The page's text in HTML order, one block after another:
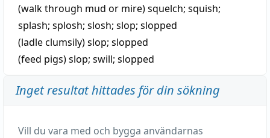
(walk through mud or mire)squelch; squish;
splash; splosh; slosh; slop; slopped
(ladle clumsily)slop; slopped
(feed pigs)slop; swill; slopped
Inget resultat hittades för din sökning
Vill du vara med och bygga användarnas